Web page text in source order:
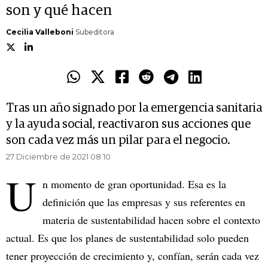
son y qué hacen
Cecilia Valleboni Subeditora
Tras un año signado por la emergencia sanitaria
y la ayuda social, reactivaron sus acciones que
son cada vez más un pilar para el negocio.
27 Diciembre de 2021 08.10
U n momento de gran oportunidad. Esa es la
definición que las empresas y sus referentes en
materia de sustentabilidad hacen sobre el contexto
actual. Es que los planes de sustentabilidad solo pueden
tener proyección de crecimiento y, confían, serán cada vez